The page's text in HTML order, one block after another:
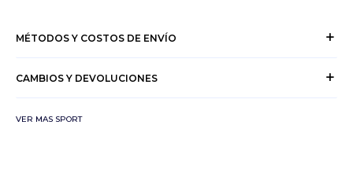
MÉTODOS Y COSTOS DE ENVÍO
CAMBIOS Y DEVOLUCIONES
VER MAS SPORT